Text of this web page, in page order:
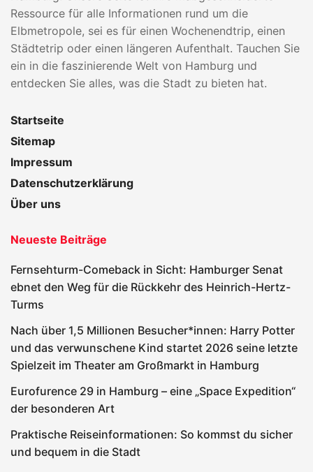
Ressource für alle Informationen rund um die
Elbmetropole, sei es für einen Wochenendtrip, einen
Städtetrip oder einen längeren Aufenthalt. Tauchen Sie
ein in die faszinierende Welt von Hamburg und
entdecken Sie alles, was die Stadt zu bieten hat.
Startseite
Sitemap
Impressum
Datenschutzerklärung
Über uns
Neueste Beiträge
Fernsehturm-Comeback in Sicht: Hamburger Senat
ebnet den Weg für die Rückkehr des Heinrich-Hertz-
Turms
Nach über 1,5 Millionen Besucher*innen: Harry Potter
und das verwunschene Kind startet 2026 seine letzte
Spielzeit im Theater am Großmarkt in Hamburg
Eurofurence 29 in Hamburg – eine „Space Expedition“
der besonderen Art
Praktische Reiseinformationen: So kommst du sicher
und bequem in die Stadt